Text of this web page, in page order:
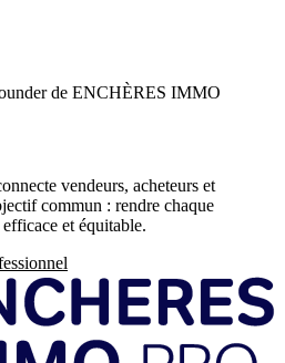
de ENCHÈRES IMMO
vendeurs, acheteurs et
commun : rendre chaque
et équitable.